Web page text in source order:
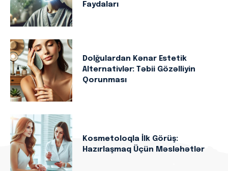
Faydaları
Dolğulardan Kənar Estetik
Alternativlər: Təbii Gözəlliyin
Qorunması
Kosmetoloqla İlk Görüş:
Hazırlaşmaq Üçün Məsləhətlər